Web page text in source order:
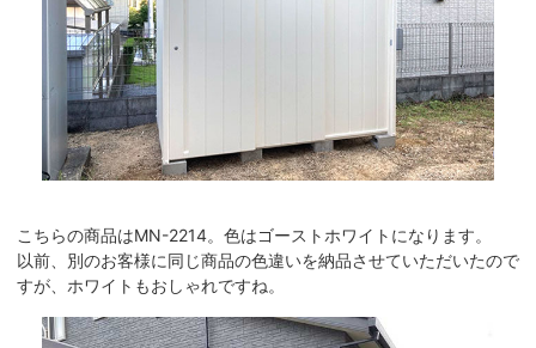
こちらの商品はMN-2214。色はゴーストホワイトになります。
以前、別のお客様に同じ商品の色違いを納品させていただいたので
すが、ホワイトもおしゃれですね。